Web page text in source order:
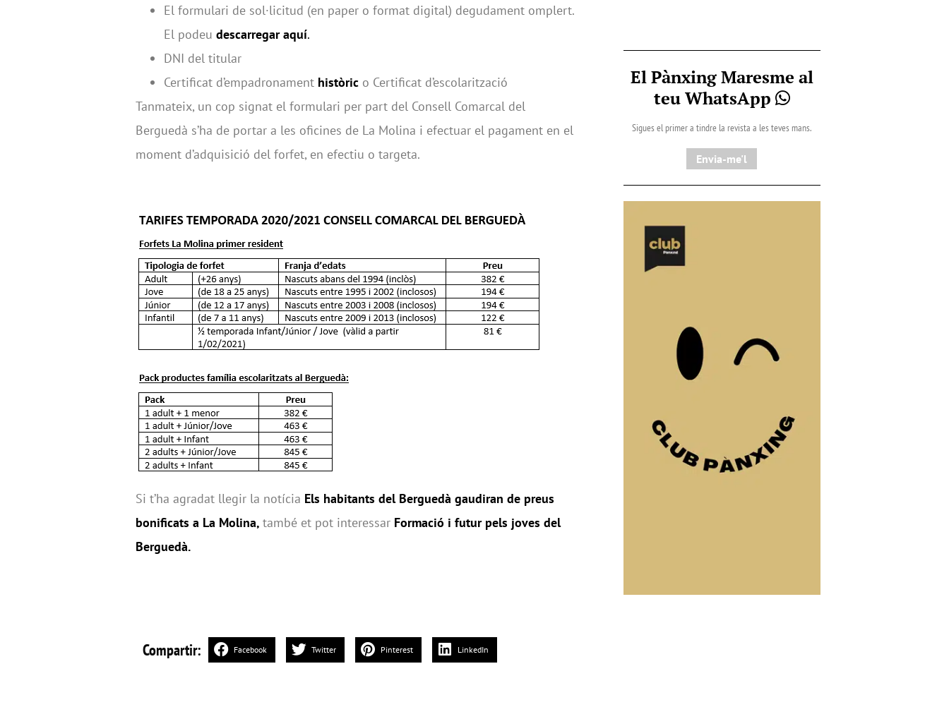
El formulari de sol·licitud (en paper o format digital) degudament omplert.
El podeu descarregar aquí.
DNI del titular
Certificat d’empadronament històric o Certificat d’escolarització
Tanmateix, un cop signat el formulari per part del Consell Comarcal del
Berguedà s’ha de portar a les oficines de La Molina i efectuar el pagament en el
moment d’adquisició del forfet, en efectiu o targeta.
Si t’ha agradat llegir la notícia Els habitants del Berguedà gaudiran de preus
bonificats a La Molina, també et pot interessar Formació i futur pels joves del
Berguedà.
Compartir: Facebook Twitter Pinterest LinkedIn
El Pànxing Maresme al
teu WhatsApp
Sigues el primer a tindre la revista a les teves mans.
Envia-me'l